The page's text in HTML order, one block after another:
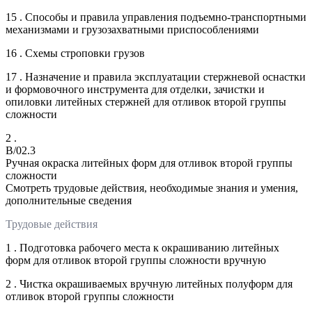
15 . Способы и правила управления подъемно-транспортными
механизмами и грузозахватными приспособлениями
16 . Схемы строповки грузов
17 . Назначение и правила эксплуатации стержневой оснастки
и формовочного инструмента для отделки, зачистки и
опиловки литейных стержней для отливок второй группы
сложности
2 .
B/02.3
Ручная окраска литейных форм для отливок второй группы
сложности
Смотреть трудовые действия, необходимые знания и умения,
дополнительные сведения
Трудовые действия
1 . Подготовка рабочего места к окрашиванию литейных
форм для отливок второй группы сложности вручную
2 . Чистка окрашиваемых вручную литейных полуформ для
отливок второй группы сложности